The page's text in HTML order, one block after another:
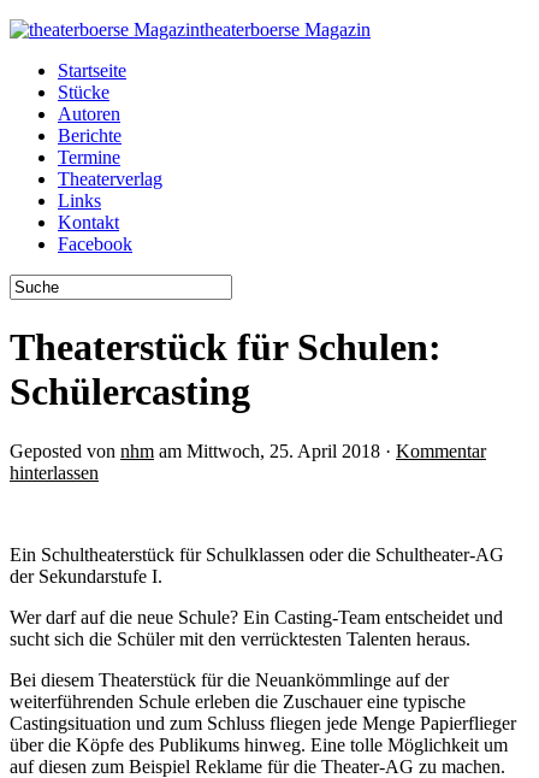
theaterboerse Magazin
Startseite
Stücke
Autoren
Berichte
Termine
Theaterverlag
Links
Kontakt
Facebook
Theaterstück für Schulen:
Schülercasting
Geposted von nhm am Mittwoch, 25. April 2018 · Kommentar
hinterlassen
Ein Schultheaterstück für Schulklassen oder die Schultheater-AG
der Sekundarstufe I.
Wer darf auf die neue Schule? Ein Casting-Team entscheidet und
sucht sich die Schüler mit den verrücktesten Talenten heraus.
Bei diesem Theaterstück für die Neuankömmlinge auf der
weiterführenden Schule erleben die Zuschauer eine typische
Castingsituation und zum Schluss fliegen jede Menge Papierflieger
über die Köpfe des Publikums hinweg. Eine tolle Möglichkeit um
auf diesen zum Beispiel Reklame für die Theater-AG zu machen.